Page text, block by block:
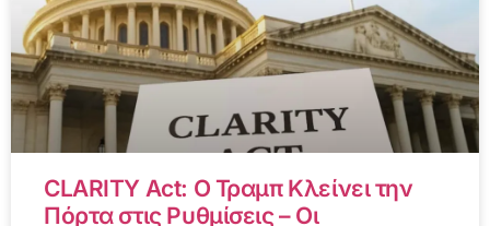
CLARITY Act: Ο Τραμπ Κλείνει την
Πόρτα στις Ρυθμίσεις – Οι